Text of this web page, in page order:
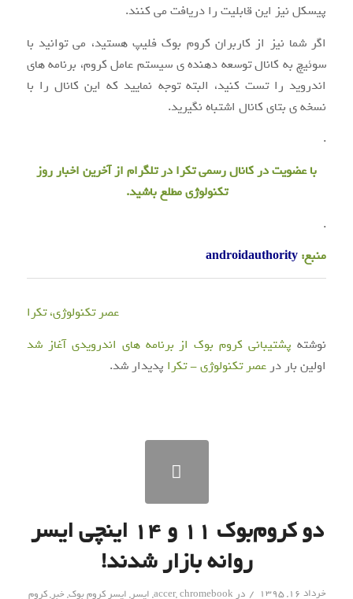
پیسکل نیز این قابلیت را دریافت می کنند.
اگر شما نیز از کاربران کروم بوک فلیپ هستید، می توانید با
سوئیچ به کانال توسعه دهنده ی سیستم عامل کروم، برنامه های
اندروید را تست کنید، البته توجه نمایید که این کانال را با
نسخه ی بتای کانال اشتباه نگیرید.
.
با عضویت درکانال رسمیتکرا در تلگرام از آخرین اخبار روز
تکنولوژی مطلع باشید.
.
منبع: androidauthority
عصر تکنولوژی، تکرا
نوشته پشتیبانی کروم بوک از برنامه های اندرویدی آغاز شد
اولین بار در عصر تکنولوژی - تکرا پدیدار شد.
دو کروم‌بوک ۱۱ و ۱۴ اینچی ایسر
روانه بازار شدند!
خرداد ۱۶, ۱۳۹۵ / در accer,chromebook
, ایسر, ایسر کروم بوک,خبر,کروم